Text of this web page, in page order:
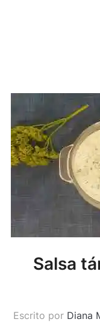
Salsa
Escrito por Diana